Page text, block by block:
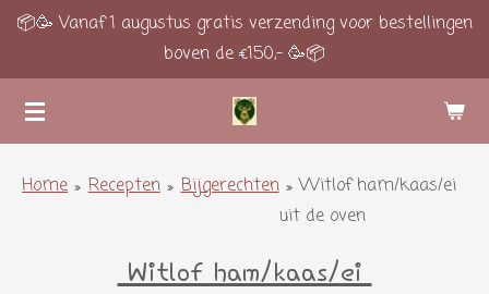
Ga
de
hoofdinhoud
📦🥳 Vanaf 1 augustus gratis verzending voor bestellingen
boven de €150,- 🥳📦
Home » Recepten » Bijgerechten » Witlof ham/kaas/ei
uit de oven
Witlof ham/kaas/ei